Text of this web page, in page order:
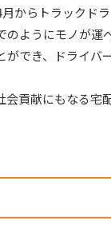
からトラックド
のようにモノが
でき、ドライバ
貢献にもなる宅